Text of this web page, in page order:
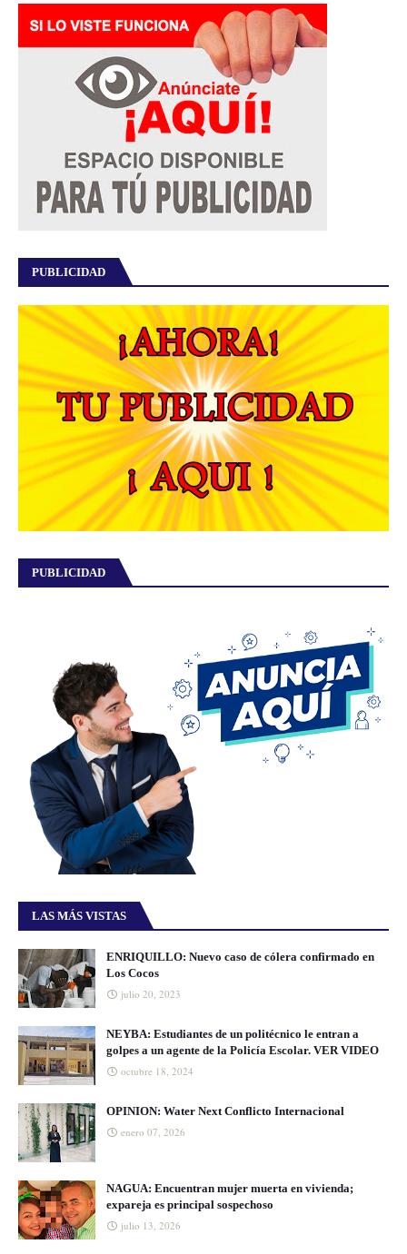
PUBLICIDAD
PUBLICIDAD
LAS MÁS VISTAS
ENRIQUILLO: Nuevo caso de cólera confirmado en
Los Cocos
julio 20, 2023
NEYBA: Estudiantes de un politécnico le entran a
golpes a un agente de la Policía Escolar. VER VIDEO
octubre 18, 2024
OPINION: Water Next Conflicto Internacional
enero 07, 2026
NAGUA: Encuentran mujer muerta en vivienda;
expareja es principal sospechoso
julio 13, 2026